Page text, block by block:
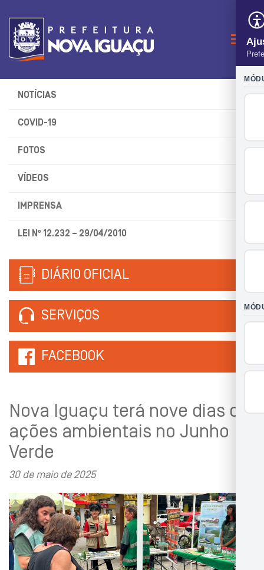
NOTÍCIAS
COVID-19
FOTOS
VÍDEOS
IMPRENSA
LEI Nº 12.232 – 29/04/2010
DIÁRIO OFICIAL
SERVIÇOS
FACEBOOK
Nova Iguaçu terá nove dias de
ações ambientais no Junho
Verde
30 de maio de 2025